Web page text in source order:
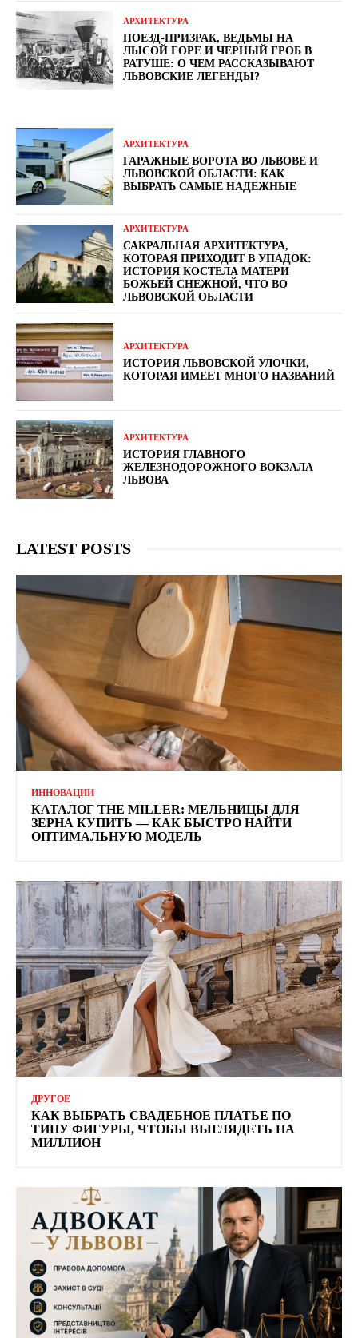
АРХИТЕКТУРА
ПОЕЗД-ПРИЗРАК, ВЕДЬМЫ НА
ЛЫСОЙ ГОРЕ И ЧЕРНЫЙ ГРОБ В
РАТУШЕ: О ЧЕМ РАССКАЗЫВАЮТ
ЛЬВОВСКИЕ ЛЕГЕНДЫ?
АРХИТЕКТУРА
ГАРАЖНЫЕ ВОРОТА ВО ЛЬВОВЕ И
ЛЬВОВСКОЙ ОБЛАСТИ: КАК
ВЫБРАТЬ САМЫЕ НАДЕЖНЫЕ
АРХИТЕКТУРА
САКРАЛЬНАЯ АРХИТЕКТУРА,
КОТОРАЯ ПРИХОДИТ В УПАДОК:
ИСТОРИЯ КОСТЕЛА МАТЕРИ
БОЖЬЕЙ СНЕЖНОЙ, ЧТО ВО
ЛЬВОВСКОЙ ОБЛАСТИ
АРХИТЕКТУРА
ИСТОРИЯ ЛЬВОВСКОЙ УЛОЧКИ,
КОТОРАЯ ИМЕЕТ МНОГО НАЗВАНИЙ
АРХИТЕКТУРА
ИСТОРИЯ ГЛАВНОГО
ЖЕЛЕЗНОДОРОЖНОГО ВОКЗАЛА
ЛЬВОВА
LATEST POSTS
ИННОВАЦИИ
КАТАЛОГ THE MILLER: МЕЛЬНИЦЫ ДЛЯ
ЗЕРНА КУПИТЬ — КАК БЫСТРО НАЙТИ
ОПТИМАЛЬНУЮ МОДЕЛЬ
ДРУГОЕ
КАК ВЫБРАТЬ СВАДЕБНОЕ ПЛАТЬЕ ПО
ТИПУ ФИГУРЫ, ЧТОБЫ ВЫГЛЯДЕТЬ НА
МИЛЛИОН